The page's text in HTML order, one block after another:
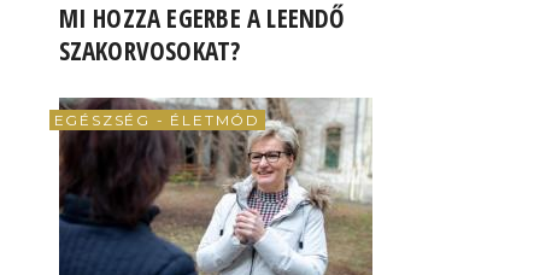
MI HOZZA EGERBE A LEENDŐ
SZAKORVOSOKAT?
EGÉSZSÉG - ÉLETMÓD